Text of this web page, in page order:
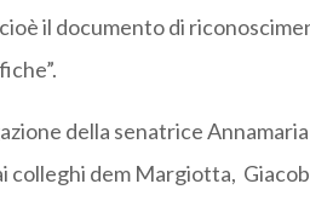
cioè il documento di
della senatrice
dem Margiotta,